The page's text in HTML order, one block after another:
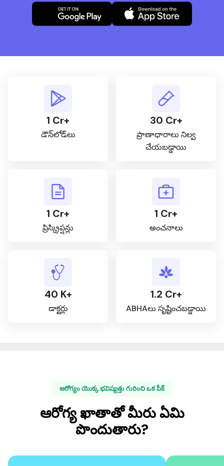
1 Cr+
డౌన్‌లోడ్‌లు
30 Cr+
ప్రాణాధారాలు నిల్వ
చేయబడ్డాయి
1 Cr+
ప్రిస్క్రిప్షన్లు
1 Cr+
అంచనాలు
40 K+
డాక్టర్లు
1.2 Cr+
ABHAలు సృష్టించబడ్డాయి
ఆరోగ్యం యొక్క భవిష్యత్తు గురించి ఒక పీక్
ఆరోగ్య ఖాతాతో మీరు ఏమి
పొందుతారు?